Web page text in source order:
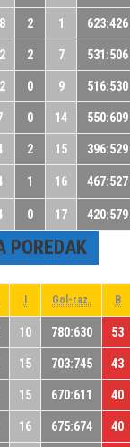
2 1 623:426
2 7 531:506
0 9 516:530
0 14 550:609
2 15 396:529
1 16 467:527
0 17 420:579
POREDAK
I Gol-raz. B
10 780:630 53
15 703:745 43
15 670:611 40
16 675:674 40